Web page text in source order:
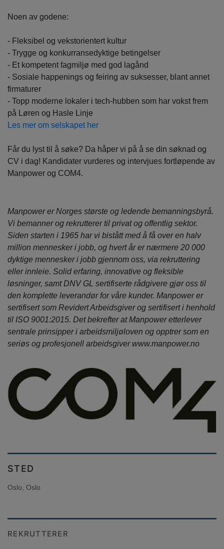
Noen av godene:
- Fleksibel og vekstorientert kultur
- Trygge og konkurransedyktige betingelser
- Et kompetent fagmiljø med god lagånd
- Sosiale happenings og feiring av suksesser, blant annet
firmaturer
- Topp moderne lokaler i tech-hubben som har vokst frem
på Løren og Hasle Linje
Les mer om selskapet her
Får du lyst til å søke? Da håper vi på å se din søknad og
CV i dag! Kandidater vurderes og intervjues fortløpende av
Manpower og COM4.
Manpower er Norges største og ledende bemanningsbyrå.
Vi bemanner og rekrutterer til privat og offentlig sektor.
Siden starten i 1965 har vi bistått med å få over en halv
million mennesker i jobb, og hvert år er nærmere 20 000
dyktige mennesker i jobb gjennom oss, via rekruttering
eller innleie. Solid erfaring, innovative og fleksible
løsninger, samt DNV GL sertifiserte rådgivere gjør oss til
den komplette leverandør for våre kunder. Manpower er
sertifisert som Revidert Arbeidsgiver og sertifisert i henhold
til ISO 9001:2015. Det bekrefter at Manpower etterlever
sentrale prinsipper i arbeidsmiljøloven og opptrer som en
seriøs og profesjonell arbeidsgiver www.manpower.no
STED
Oslo, Oslo
REKRUTTERER